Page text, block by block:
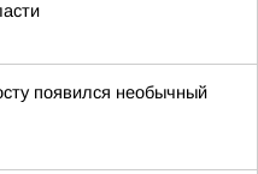
появился необычный